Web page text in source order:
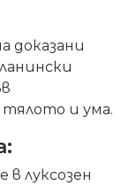
доказани
тялото и ума.
в луксозен